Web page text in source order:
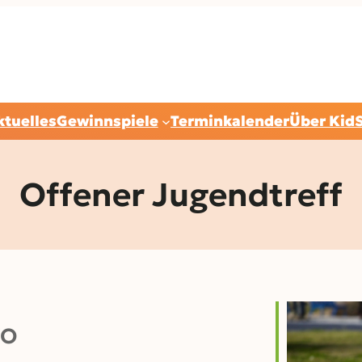
Gewinnspiele TerminkalenderÜber
Offener Jugendtreff